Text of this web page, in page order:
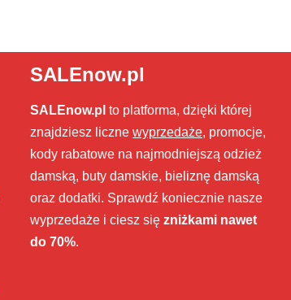
SALEnow.pl
SALEnow.pl to platforma, dzięki której
znajdziesz liczne wyprzedaże, promocje,
kody rabatowe na najmodniejszą odzież
damską, buty damskie, bieliznę damską
oraz dodatki. Sprawdź koniecznie nasze
wyprzedaże i ciesz się zniżkami nawet
do 70%.